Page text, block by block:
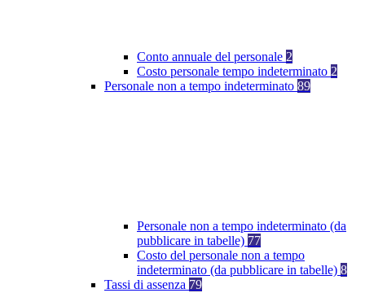
Conto annuale del personale 2
Costo personale tempo indeterminato 2
Personale non a tempo indeterminato 89
Personale non a tempo indeterminato (da
pubblicare in tabelle) 77
Costo del personale non a tempo
indeterminato (da pubblicare in tabelle) 8
Tassi di assenza 79